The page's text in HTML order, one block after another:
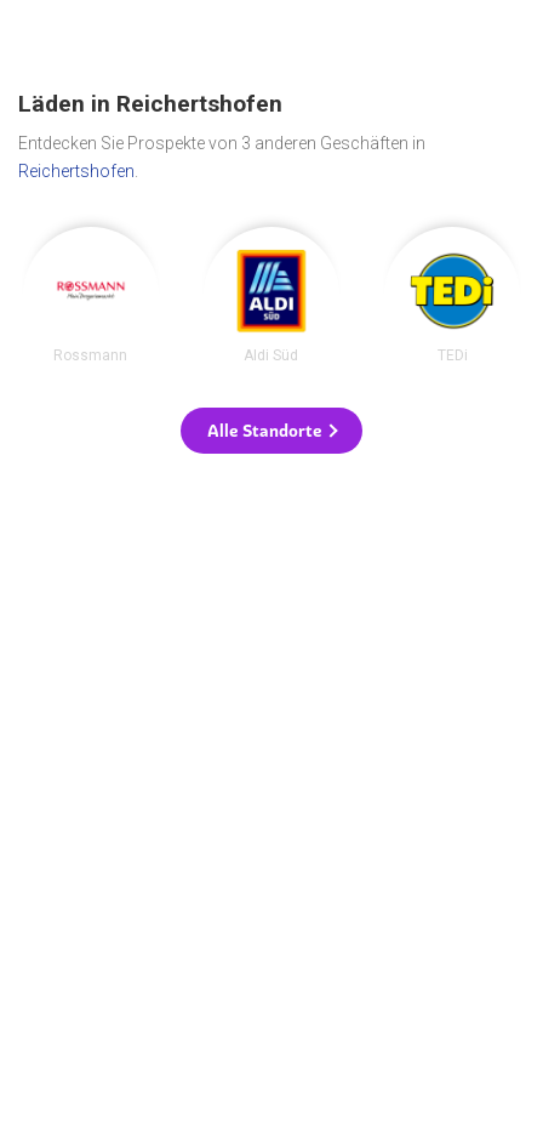
Läden in Reichertshofen
Entdecken Sie Prospekte von 3 anderen Geschäften in
Reichertshofen.
Rossmann Aldi Süd TEDi
Alle Standorte